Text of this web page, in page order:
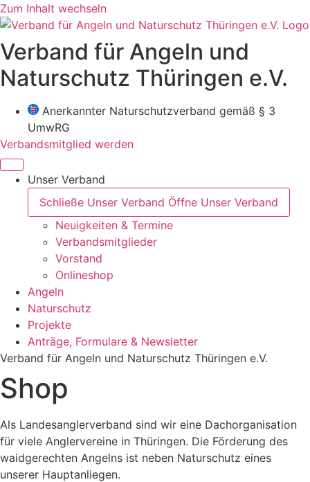
Zum Inhalt wechseln
Verband für Angeln und
Naturschutz Thüringen e.V.
Anerkannter Naturschutzverband gemäß § 3
UmwRG
Verbandsmitglied werden
Unser Verband
Schließe Unser Verband Öffne Unser Verband
Neuigkeiten & Termine
Verbandsmitglieder
Vorstand
Onlineshop
Angeln
Naturschutz
Projekte
Anträge, Formulare & Newsletter
Verband für Angeln und Naturschutz Thüringen e.V.
Shop
Als Landesanglerverband sind wir eine Dachorganisation
für viele Anglervereine in Thüringen. Die Förderung des
waidgerechten Angelns ist neben Naturschutz eines
unserer Hauptanliegen.